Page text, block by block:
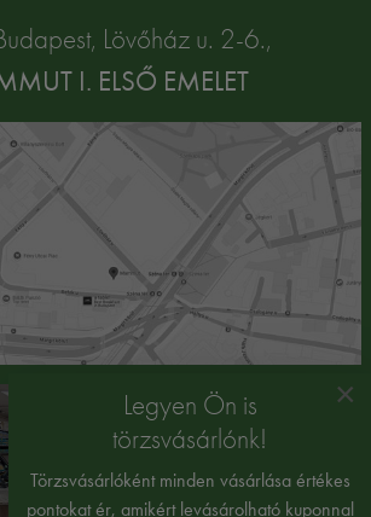
Lövőház u. 2-6.,
I. ELSŐ EMELET
×
Legyen Ön is
törzsvásárlónk!
Törzsvásárlóként minden vásárlása értékes
pontokat ér, amikért levásárolható kuponnal